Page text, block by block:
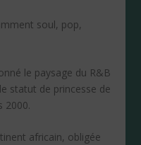
soul, pop,
le paysage du R&B
statut de princesse de
2000.
africain, obligée